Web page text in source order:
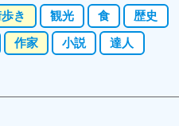
き 観光 食
歴史
作家 小説
達人